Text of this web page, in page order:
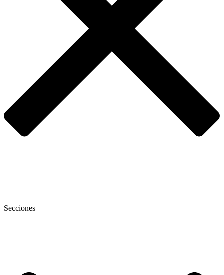
Secciones